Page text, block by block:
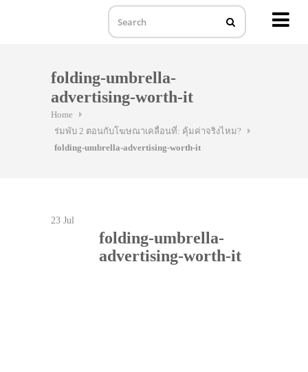
folding-umbrella-
advertising-worth-it
Home
ร่มพับ 2 ตอนกับโฆษณาเคลื่อนที่: คุ้มค่าจริงไหม?
folding-umbrella-advertising-worth-it
23 Jul
folding-umbrella-
advertising-worth-it